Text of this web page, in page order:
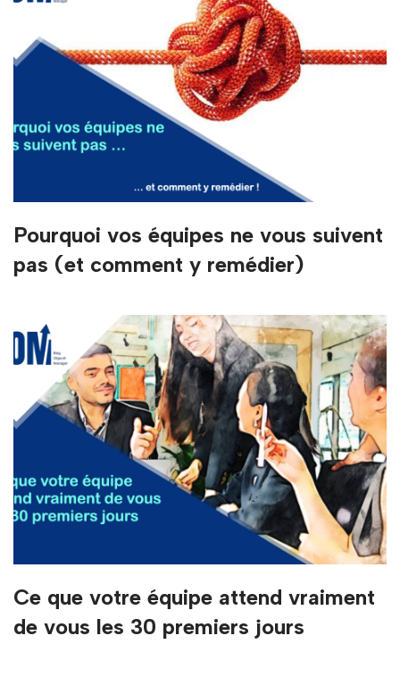
Pourquoi vos équipes ne vous suivent
pas (et comment y remédier)
Ce que votre équipe attend vraiment
de vous les 30 premiers jours